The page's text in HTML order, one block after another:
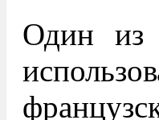
Один из